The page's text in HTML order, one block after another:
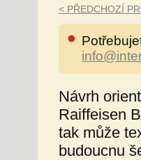
< PŘEDCHOZÍ
Návrh
Raiffeisen
tak může
budoucnu